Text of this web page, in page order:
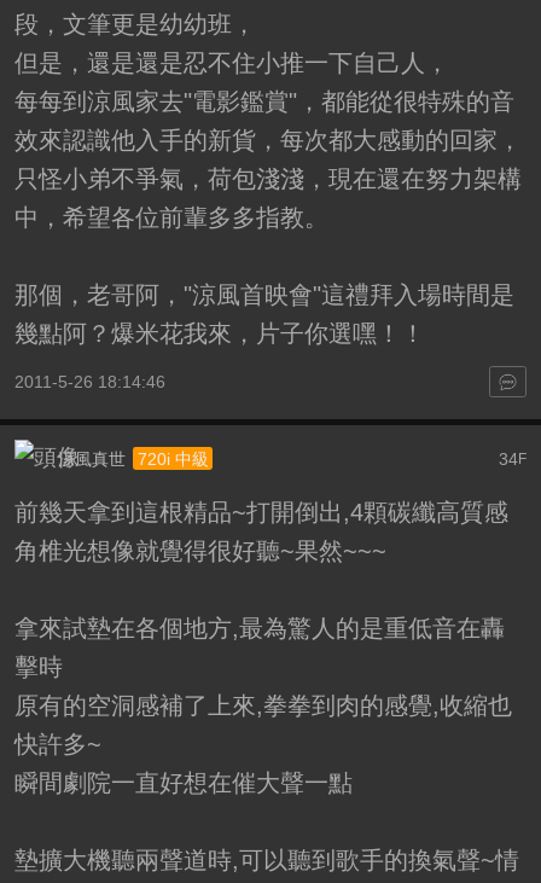
段，文筆更是幼幼班，
但是，還是還是忍不住小推一下自己人，
每每到涼風家去"電影鑑賞"，都能從很特殊的音
效來認識他入手的新貨，每次都大感動的回家，
只怪小弟不爭氣，荷包淺淺，現在還在努力架構
中，希望各位前輩多多指教。
那個，老哥阿，"涼風首映會"這禮拜入場時間是
幾點阿？爆米花我來，片子你選嘿！！
2011-5-26 18:14:46
34F
涼風真世 720i 中級
前幾天拿到這根精品~打開倒出,4顆碳纖高質感
角椎光想像就覺得很好聽~果然~~~
拿來試墊在各個地方,最為驚人的是重低音在轟
擊時
原有的空洞感補了上來,拳拳到肉的感覺,收縮也
快許多~
瞬間劇院一直好想在催大聲一點
墊擴大機聽兩聲道時,可以聽到歌手的換氣聲~情